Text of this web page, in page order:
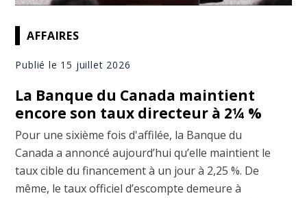
AFFAIRES
Publié le 15 juillet 2026
La Banque du Canada maintient
encore son taux directeur à 2¼ %
Pour une sixième fois d'affilée, la Banque du
Canada a annoncé aujourd’hui qu’elle maintient le
taux cible du financement à un jour à 2,25 %. De
même, le taux officiel d’escompte demeure à